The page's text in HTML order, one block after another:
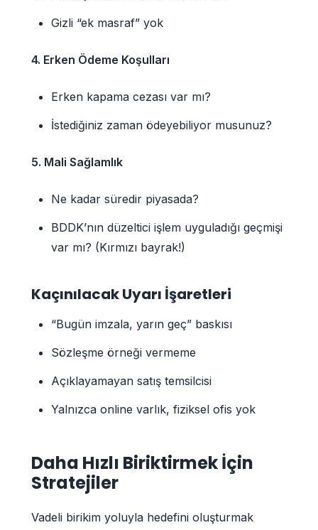
Gizli “ek masraf” yok
4. Erken Ödeme Koşulları
Erken kapama cezası var mı?
İstediğiniz zaman ödeyebiliyor musunuz?
5. Mali Sağlamlık
Ne kadar süredir piyasada?
BDDK’nın düzeltici işlem uyguladığı geçmişi
var mı? (Kırmızı bayrak!)
Kaçınılacak Uyarı İşaretleri
“Bugün imzala, yarın geç” baskısı
Sözleşme örneği vermeme
Açıklayamayan satış temsilcisi
Yalnızca online varlık, fiziksel ofis yok
Daha Hızlı Biriktirmek İçin
Stratejiler
Vadeli birikim yoluyla hedefini oluşturmak